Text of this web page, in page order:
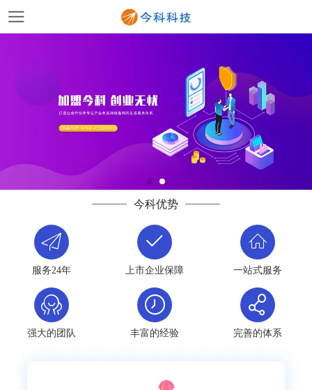
今科优势
服务24年 上市企业保障 一站式服务
强大的团队 丰富的经验 完善的体系